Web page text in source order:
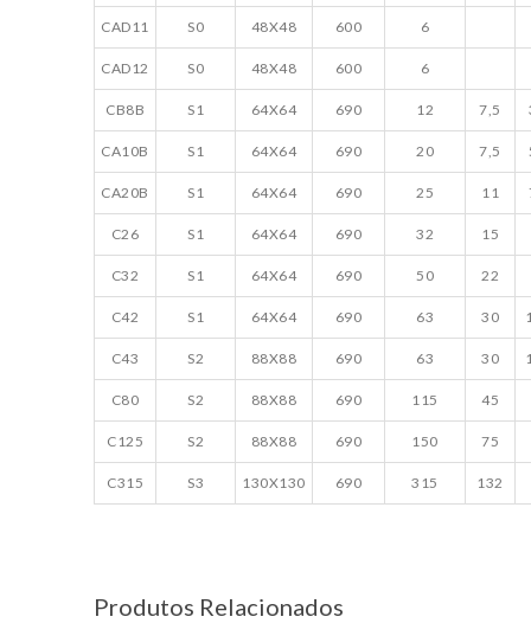
CAD11 S0 48X48 600 6
CAD12 S0 48X48 600 6
CB8B S1 64X64 690 12 7,5
CA10B S1 64X64 690 20 7,5
CA20B S1 64X64 690 25 11
C26 S1 64X64 690 32 15
C32 S1 64X64 690 50 22
C42 S1 64X64 690 63 30
C43 S2 88X88 690 63 30
C80 S2 88X88 690 115 45
C125 S2 88X88 690 150 75
C315 S3 130X130 690 315 132
Produtos Relacionados